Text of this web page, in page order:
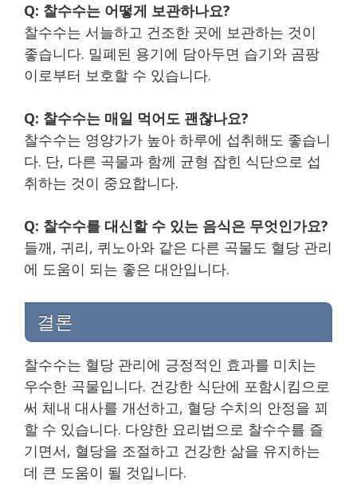
Q: 찰수수는 어떻게 보관하나요?
찰수수는 서늘하고 건조한 곳에 보관하는 것이
좋습니다. 밀폐된 용기에 담아두면 습기와 곰팡
이로부터 보호할 수 있습니다.
Q: 찰수수는 매일 먹어도 괜찮나요?
찰수수는 영양가가 높아 하루에 섭취해도 좋습니
다. 단, 다른 곡물과 함께 균형 잡힌 식단으로 섭
취하는 것이 중요합니다.
Q: 찰수수를 대신할 수 있는 음식은 무엇인가요?
들깨, 귀리, 퀴노아와 같은 다른 곡물도 혈당 관리
에 도움이 되는 좋은 대안입니다.
결론
찰수수는 혈당 관리에 긍정적인 효과를 미치는
우수한 곡물입니다. 건강한 식단에 포함시킴으로
써 체내 대사를 개선하고, 혈당 수치의 안정을 꾀
할 수 있습니다. 다양한 요리법으로 찰수수를 즐
기면서, 혈당을 조절하고 건강한 삶을 유지하는
데 큰 도움이 될 것입니다.